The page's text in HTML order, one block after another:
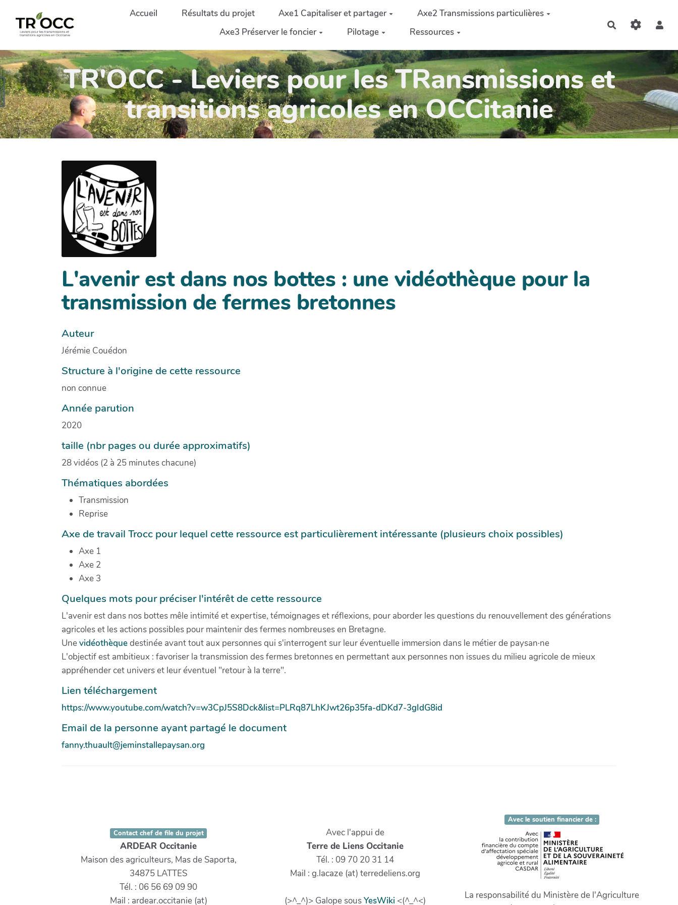
Aller au contenu principal Accueil Résultats du projet Axe1 Capitaliser et partager
Axe2 Transmissions particulières
Axe3 Préserver le foncier
Pilotage Ressources
Rechercher
TR'OCC - Leviers pour les TRansmissions et
transitions agricoles en OCCitanie
L'avenir est dans nos bottes : une vidéothèque pour la
transmission de fermes bretonnes
Auteur
Jérémie Couédon
Structure à l'origine de cette ressource
non connue
Année parution
2020
taille (nbr pages ou durée approximatifs)
28 vidéos (2 à 25 minutes chacune)
Thématiques abordées
Transmission
Reprise
Axe de travail Trocc pour lequel cette ressource est particulièrement intéressante (plusieurs choix possibles)
Axe 1
Axe 2
Axe 3
Quelques mots pour préciser l'intérêt de cette ressource
L'avenir est dans nos bottes mêle intimité et expertise, témoignages et réflexions, pour aborder les questions du renouvellement des générations
agricoles et les actions possibles pour maintenir des fermes nombreuses en Bretagne.
Unevidéothèquedestinée avant tout aux personnes qui s'interrogent sur leur éventuelle immersion dans le métier de paysan·ne
L'objectif est ambitieux : favoriser la transmission des fermes bretonnes en permettant aux personnes non issues du milieu agricole de mieux
appréhender cet univers et leur éventuel "retour à la terre".
Lien téléchargement
https://www.youtube.com/watch?v=w3CpJ5S8Dck&list=PLRq87LhKJwt26p35fa-dDKd7-3gIdG8id
Email de la personne ayant partagé le document
fanny.thuault@jeminstallepaysan.org
Contact chef de file du projet
ARDEAR Occitanie
Maison des agriculteurs, Mas de Saporta,
34875 LATTES
Tél. : 06 56 69 09 90
Mail : ardear.occitanie (at)
Avec l'appui de
Terre de Liens Occitanie
Tél. : 09 70 20 31 14
Mail : g.lacaze (at) terredeliens.org
(>^_^)> Galope sousYesWiki <(^_^<)
Avec le soutien financier de :
La responsabilité du Ministère de l'Agriculture